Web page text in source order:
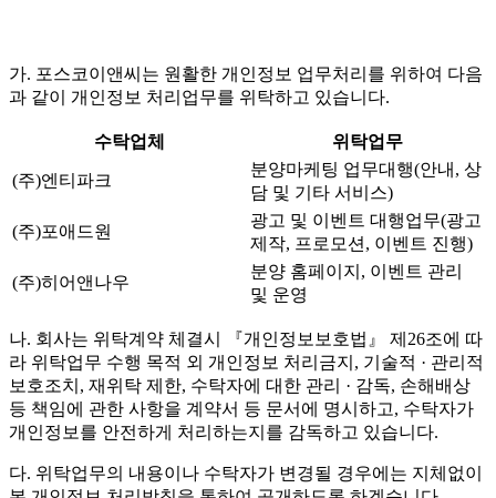
가. 포스코이앤씨는 원활한 개인정보 업무처리를 위하여 다음
과 같이 개인정보 처리업무를 위탁하고 있습니다.
수탁업체 위탁업무
(주)엔티파크
분양마케팅 업무대행(안내, 상
담 및 기타 서비스)
(주)포애드원
광고 및 이벤트 대행업무(광고
제작, 프로모션, 이벤트 진행)
(주)히어앤나우
분양 홈페이지, 이벤트 관리
및 운영
나. 회사는 위탁계약 체결시 『개인정보보호법』 제26조에 따
라 위탁업무 수행 목적 외 개인정보 처리금지, 기술적 · 관리적
보호조치, 재위탁 제한, 수탁자에 대한 관리 · 감독, 손해배상
등 책임에 관한 사항을 계약서 등 문서에 명시하고, 수탁자가
개인정보를 안전하게 처리하는지를 감독하고 있습니다.
다. 위탁업무의 내용이나 수탁자가 변경될 경우에는 지체없이